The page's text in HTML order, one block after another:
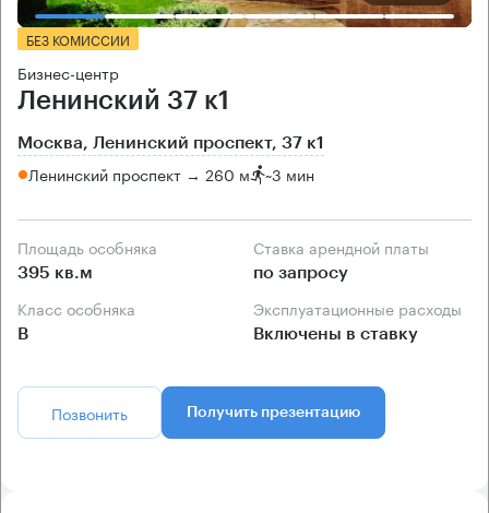
БЕЗ КОМИССИИ
Бизнес-центр
Ленинский 37 к1
Москва, Ленинский проспект, 37 к1
Ленинский проспект → 260 м ~3 мин
Площадь особняка
395 кв.м
Ставка арендной платы
по запросу
Класс особняка
B
Эксплуатационные расходы
Включены в ставку
Позвонить Получить презентацию